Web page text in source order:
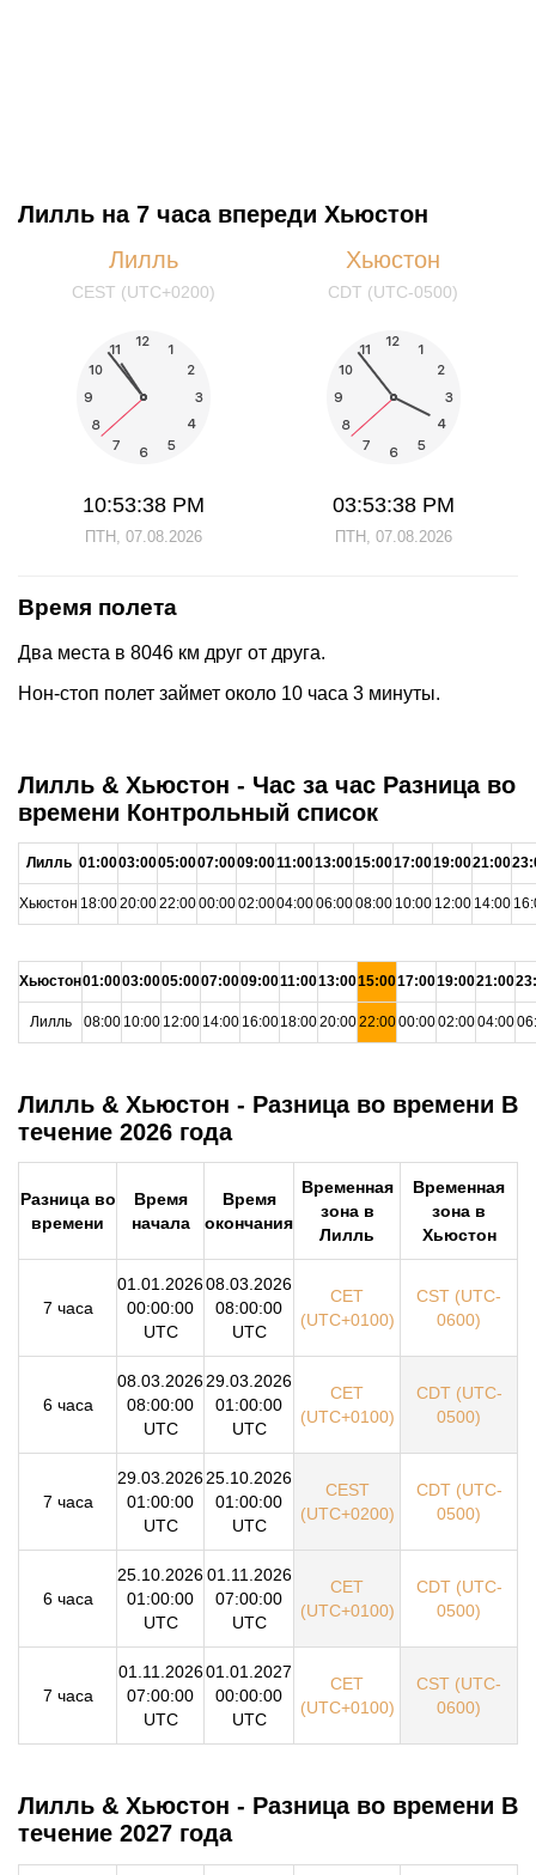
Лилль на 7 часа впереди Хьюстон
Лилль
CEST (UTC+0200)
10:53:38 PM
ПТН, 07.08.2026
Хьюстон
CDT (UTC-0500)
03:53:38 PM
ПТН, 07.08.2026
Время полета
Два места в 8046 км друг от друга.
Нон-стоп полет займет около 10 часа 3 минуты.
Лилль & Хьюстон - Час за час Разница во
времени Контрольный список
Лилль 01:0003:0005:0007:0009:0011:0013:0015:0017:0019:0021:00
Хьюстон 18:0020:0022:0000:0002:0004:0006:0008:00 10:00 12:00 14:00
Хьюстон01:0003:0005:0007:0009:0011:0013:0015:0017:0019:0021:00
Лилль 08:00 10:00 12:00 14:00 16:0018:0020:0022:0000:0002:0004:00
Лилль & Хьюстон - Разница во времени В
течение 2026 года
Разница во
времени
Время
начала
Время
окончания
Временная
зона в
Лилль
Временная
зона в
Хьюстон
7 часа
01.01.2026
00:00:00
UTC
08.03.2026
08:00:00
UTC
CET
(UTC+0100)
CST (UTC-
0600)
6 часа
08.03.2026
08:00:00
UTC
29.03.2026
01:00:00
UTC
CET
(UTC+0100)
CDT (UTC-
0500)
7 часа
29.03.2026
01:00:00
UTC
25.10.2026
01:00:00
UTC
CEST
(UTC+0200)
CDT (UTC-
0500)
6 часа
25.10.2026
01:00:00
UTC
01.11.2026
07:00:00
UTC
CET
(UTC+0100)
CDT (UTC-
0500)
7 часа
01.11.2026
07:00:00
UTC
01.01.2027
00:00:00
UTC
CET
(UTC+0100)
CST (UTC-
0600)
Лилль & Хьюстон - Разница во времени В
течение 2027 года